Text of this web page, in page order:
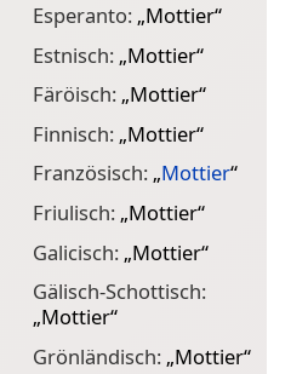
Esperanto: „Mottier“
Estnisch: „Mottier“
Färöisch: „Mottier“
Finnisch: „Mottier“
Französisch: „Mottier“
Friulisch: „Mottier“
Galicisch: „Mottier“
Gälisch-Schottisch:
„Mottier“
Grönländisch: „Mottier“